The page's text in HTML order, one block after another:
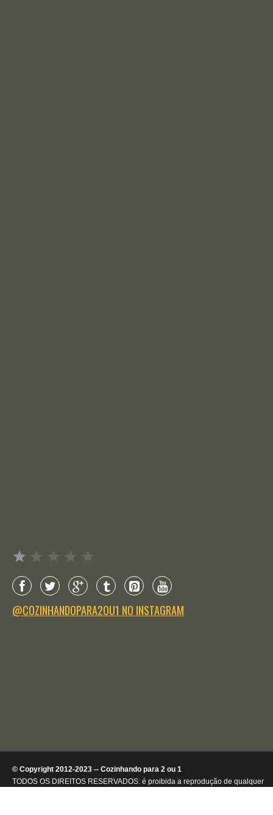
@COZINHANDOPARA2OU1 NO INSTAGRAM
© Copyright 2012-2023 -- Cozinhando para 2 ou 1
TODOS OS DIREITOS RESERVADOS: é proibida a reprodução de qualquer